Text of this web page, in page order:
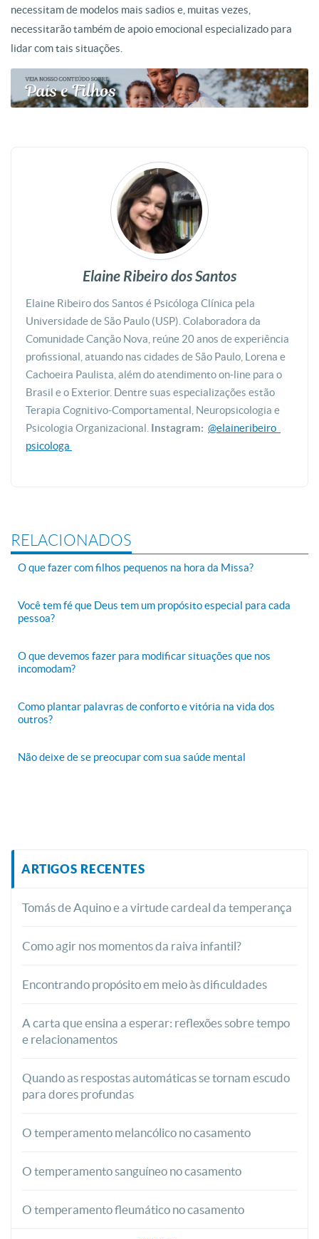
necessitam de modelos mais sadios e, muitas vezes,
necessitarão também de apoio emocional especializado para
lidar com tais situações.
Elaine Ribeiro dos Santos
Elaine Ribeiro dos Santos é Psicóloga Clínica pela
Universidade de São Paulo (USP). Colaboradora da
Comunidade Canção Nova, reúne 20 anos de experiência
profissional, atuando nas cidades de São Paulo, Lorena e
Cachoeira Paulista, além do atendimento on-line para o
Brasil e o Exterior. Dentre suas especializações estão
Terapia Cognitivo-Comportamental, Neuropsicologia e
Psicologia Organizacional. Instagram: @elaineribeiro_
psicologa
RELACIONADOS
O que fazer com filhos pequenos na hora da Missa?
Você tem fé que Deus tem um propósito especial para cada
pessoa?
O que devemos fazer para modificar situações que nos
incomodam?
Como plantar palavras de conforto e vitória na vida dos
outros?
Não deixe de se preocupar com sua saúde mental
ARTIGOS RECENTES
Tomás de Aquino e a virtude cardeal da temperança
Como agir nos momentos da raiva infantil?
Encontrando propósito em meio às dificuldades
A carta que ensina a esperar: reflexões sobre tempo
e relacionamentos
Quando as respostas automáticas se tornam escudo
para dores profundas
O temperamento melancólico no casamento
O temperamento sanguíneo no casamento
O temperamento fleumático no casamento